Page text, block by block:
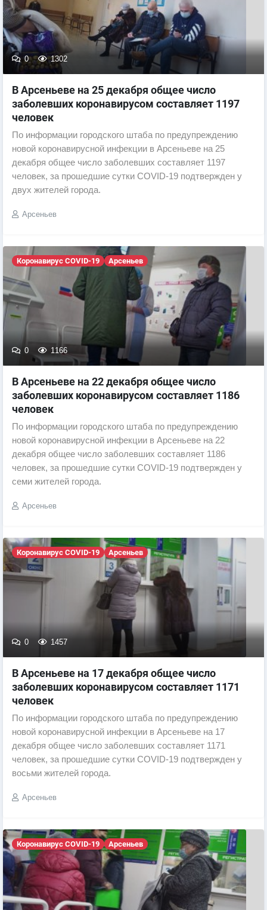
0 1302
В Арсеньеве на 25 декабря общее число
заболевших коронавирусом составляет 1197
человек
По информации городского штаба по предупреждению
новой коронавирусной инфекции в Арсеньеве на 25
декабря общее число заболевших составляет 1197
человек, за прошедшие сутки COVID-19 подтвержден у
двух жителей города.
Арсеньев
Коронавирус COVID-19 Арсеньев
0 1166
В Арсеньеве на 22 декабря общее число
заболевших коронавирусом составляет 1186
человек
По информации городского штаба по предупреждению
новой коронавирусной инфекции в Арсеньеве на 22
декабря общее число заболевших составляет 1186
человек, за прошедшие сутки COVID-19 подтвержден у
семи жителей города.
Арсеньев
Коронавирус COVID-19 Арсеньев
0 1457
В Арсеньеве на 17 декабря общее число
заболевших коронавирусом составляет 1171
человек
По информации городского штаба по предупреждению
новой коронавирусной инфекции в Арсеньеве на 17
декабря общее число заболевших составляет 1171
человек, за прошедшие сутки COVID-19 подтвержден у
восьми жителей города.
Арсеньев
Коронавирус COVID-19 Арсеньев